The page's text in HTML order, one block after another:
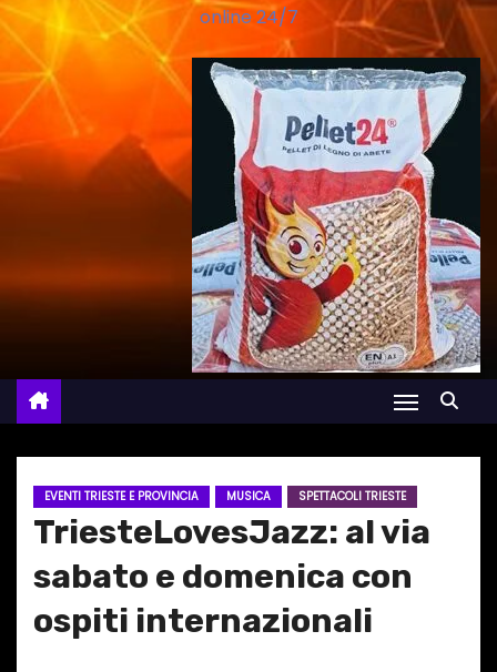
online 24/7
EVENTI TRIESTE E PROVINCIA MUSICA SPETTACOLI TRIESTE
TriesteLovesJazz: al via
sabato e domenica con
ospiti internazionali